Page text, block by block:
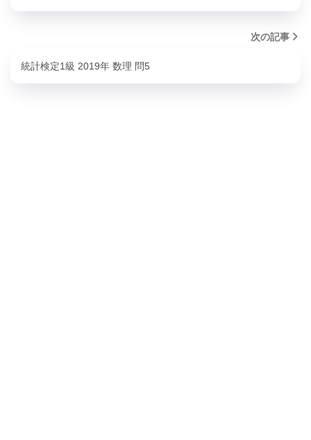
次の記事
統計検定1級 2019年 数理 問5